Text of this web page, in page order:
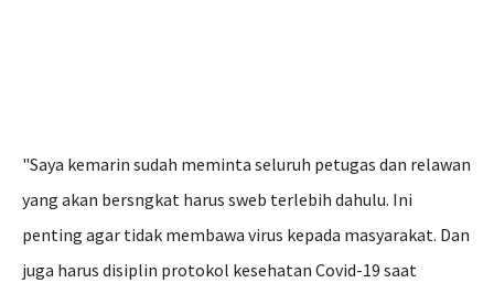
"Saya kemarin sudah meminta seluruh petugas dan relawan
yang akan bersngkat harus sweb terlebih dahulu. Ini
penting agar tidak membawa virus kepada masyarakat. Dan
juga harus disiplin protokol kesehatan Covid-19 saat